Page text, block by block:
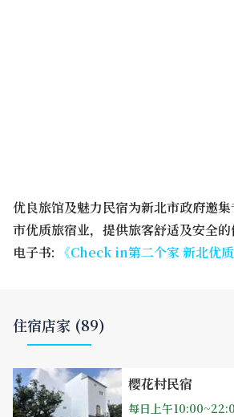
优良旅馆及魅力民宿为新北市政府邀
市优质旅宿业，提供旅客舒适及安全的
电子书: 《Check in第二个家 新北优质
住宿店家 (89)
樱花村民宿
每日上午